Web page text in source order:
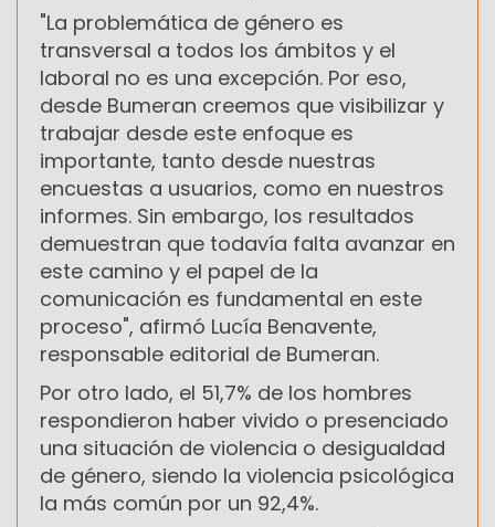
"La problemática de género es
transversal a todos los ámbitos y el
laboral no es una excepción. Por eso,
desde Bumeran creemos que visibilizar y
trabajar desde este enfoque es
importante, tanto desde nuestras
encuestas a usuarios, como en nuestros
informes. Sin embargo, los resultados
demuestran que todavía falta avanzar en
este camino y el papel de la
comunicación es fundamental en este
proceso", afirmó Lucía Benavente,
responsable editorial de Bumeran.
Por otro lado, el 51,7% de los hombres
respondieron haber vivido o presenciado
una situación de violencia o desigualdad
de género, siendo la violencia psicológica
la más común por un 92,4%.